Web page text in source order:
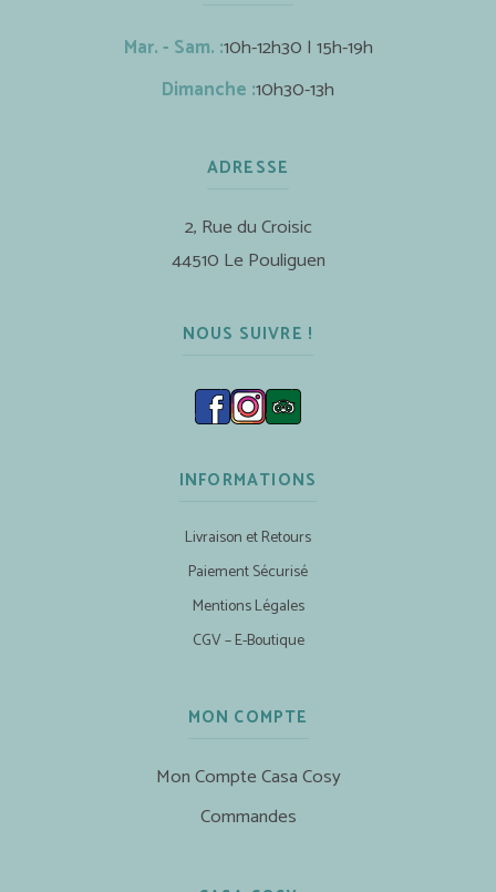
Mar. - Sam. :10h-12h30 | 15h-19h
Dimanche :10h30-13h
ADRESSE
2, Rue du Croisic
44510 Le Pouliguen
NOUS SUIVRE !
INFORMATIONS
Livraison et Retours
Paiement Sécurisé
Mentions Légales
CGV – E-Boutique
MON COMPTE
Mon Compte Casa Cosy
Commandes